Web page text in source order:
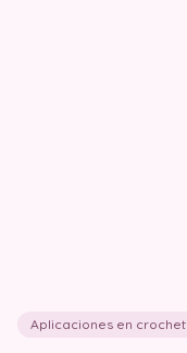
Aplicaciones en crochet